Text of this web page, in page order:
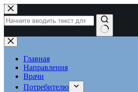
Перейти
к
сути
Ничего
не
найденоГлавная
Направления
Врачи
Потребителю